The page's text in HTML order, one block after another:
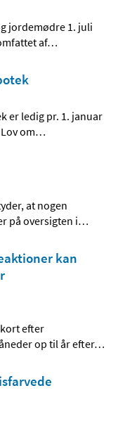
jordemødre 1. juli
af…
er ledig pr. 1. januar
om…
at nogen
på oversigten i…
kan
efter
op til år efter…